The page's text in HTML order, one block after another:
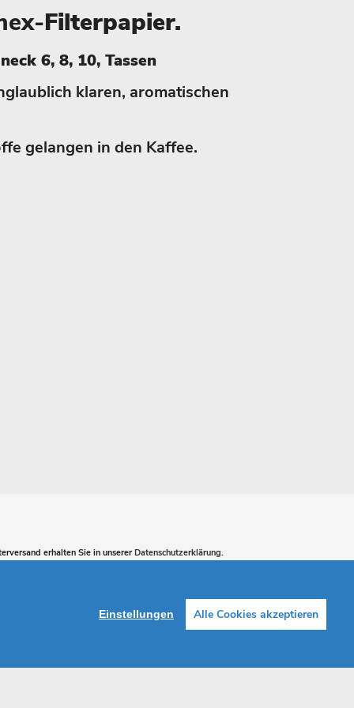
Filterpapier.
6, 8, 10, Tassen
klaren, aromatischen
gelangen in den Kaffee.
erhalten Sie in unsererDatenschutzerklärung.
Einstellungen Alle Cookies akzeptieren